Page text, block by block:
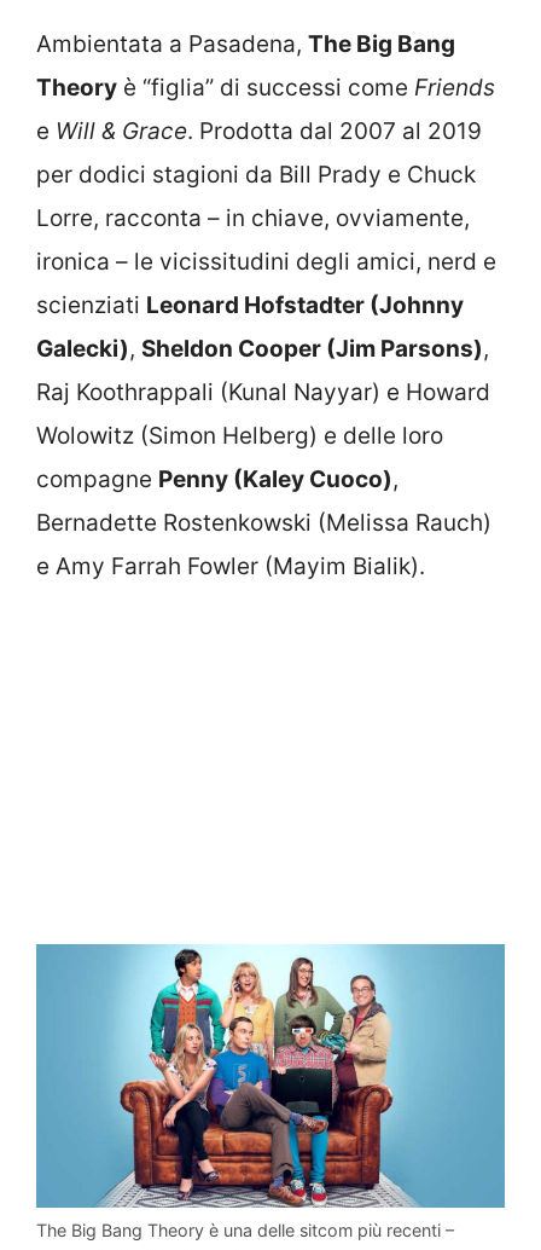
Ambientata a Pasadena, The Big Bang
Theory è “figlia” di successi come Friends
e Will & Grace. Prodotta dal 2007 al 2019
per dodici stagioni da Bill Prady e Chuck
Lorre, racconta – in chiave, ovviamente,
ironica – le vicissitudini degli amici, nerd e
scienziati Leonard Hofstadter (Johnny
Galecki), Sheldon Cooper (Jim Parsons),
Raj Koothrappali (Kunal Nayyar) e Howard
Wolowitz (Simon Helberg) e delle loro
compagne Penny (Kaley Cuoco),
Bernadette Rostenkowski (Melissa Rauch)
e Amy Farrah Fowler (Mayim Bialik).
The Big Bang Theory è una delle sitcom più recenti –